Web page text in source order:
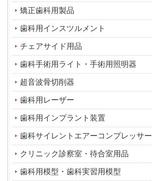
矯正歯科用製品
歯科用インスツルメント
チェアサイド用品
歯科手術用ライト・手術用照明器
超音波骨切削器
歯科用レーザー
歯科用インプラント装置
歯科サイレントエアーコンプレッサー
クリニック診察室・待合室用品
歯科用模型・歯科実習用模型